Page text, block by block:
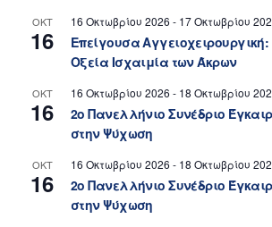
ΟΚΤ
16
16 Οκτωβρίου 2026 - 17 Οκτωβρίου
Επείγουσα Αγγειοχειρουργική:
Οξεία Ισχαιμία των Άκρων
ΟΚΤ
16
16 Οκτωβρίου 2026 - 18 Οκτωβρίου
2ο Πανελλήνιο Συνέδριο
στην Ψύχωση
ΟΚΤ
16
16 Οκτωβρίου 2026 - 18 Οκτωβρίου
2ο Πανελλήνιο Συνέδριο
στην Ψύχωση